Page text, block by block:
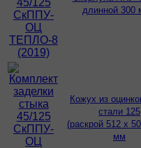
длинной 300
Кожух из
стали 125
(раскрой 512 х
мм